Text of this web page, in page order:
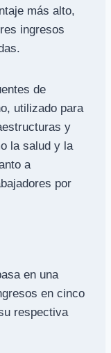
más alto,
ingresos
de
utilizado para
y
la salud y la
a
por
en una
en cinco
respectiva